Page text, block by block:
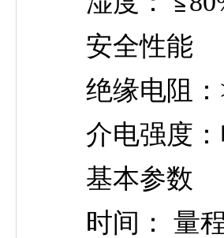
安全性能
绝缘电阻：
介电强度：
基本参数
时间： 量程